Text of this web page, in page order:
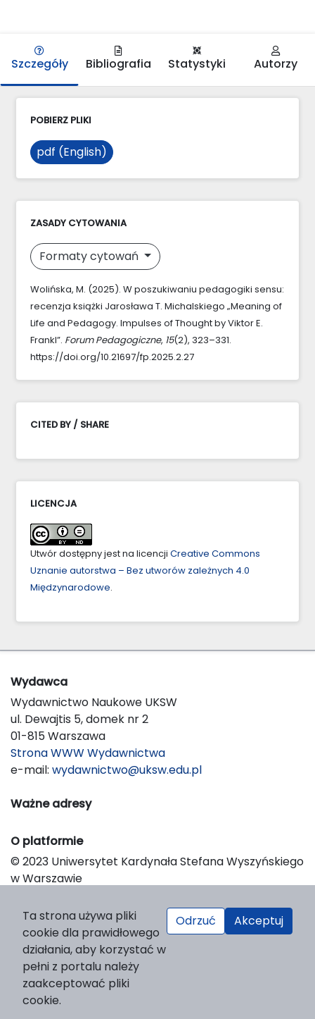
Szczegóły Bibliografia Statystyki Autorzy
POBIERZ PLIKI
pdf (English)
ZASADY CYTOWANIA
Formaty cytowań
Wolińska, M. (2025). W poszukiwaniu pedagogiki sensu:
recenzja książki Jarosława T. Michalskiego „Meaning of
Life and Pedagogy. Impulses of Thought by Viktor E.
Frankl”. Forum Pedagogiczne, 15(2), 323–331.
https://doi.org/10.21697/fp.2025.2.27
CITED BY / SHARE
LICENCJA
Utwór dostępny jest na licencji Creative Commons
Uznanie autorstwa – Bez utworów zależnych 4.0
Międzynarodowe.
Wydawca
Wydawnictwo Naukowe UKSW
ul. Dewajtis 5, domek nr 2
01-815 Warszawa
Strona WWW Wydawnictwa
e-mail: wydawnictwo@uksw.edu.pl
Ważne adresy
O platformie
© 2023 Uniwersytet Kardynała Stefana Wyszyńskiego
w Warszawie
Platform & Workflow by OJS/PKP
Ta strona używa pliki
cookie dla prawidłowego
działania, aby korzystać w
pełni z portalu należy
zaakceptować pliki
cookie.
Odrzuć Akceptuj